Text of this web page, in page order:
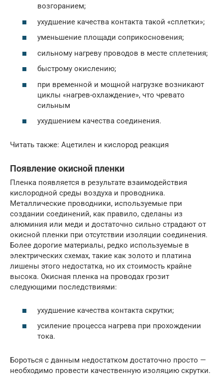
возгоранием;
ухудшение качества контакта такой «сплетки»;
уменьшение площади соприкосновения;
сильному нагреву проводов в месте сплетения;
быстрому окислению;
при временной и мощной нагрузке возникают
циклы «нагрев-охлаждение», что чревато
сильным
ухудшением качества соединения.
Читать также: Ацетилен и кислород реакция
Появление окисной пленки
Пленка появляется в результате взаимодействия
кислородной среды воздуха и проводника.
Металлические проводники, используемые при
создании соединений, как правило, сделаны из
алюминия или меди и достаточно сильно страдают от
окисной пленки при отсутствии изоляции соединения.
Более дорогие материалы, редко используемые в
электрических схемах, такие как золото и платина
лишены этого недостатка, но их стоимость крайне
высока. Окисная пленка на проводах грозит
следующими последствиями:
ухудшение качества контакта скрутки;
усиление процесса нагрева при прохождении
тока.
Бороться с данным недостатком достаточно просто —
необходимо провести качественную изоляцию скрутки.